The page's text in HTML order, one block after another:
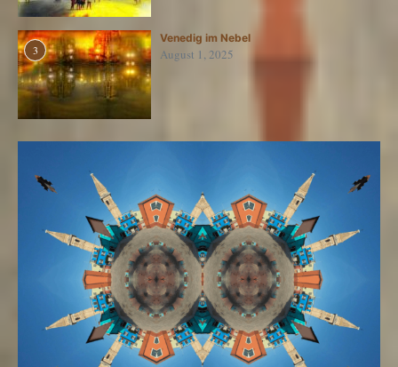
3
Venedig im Nebel
August 1, 2025